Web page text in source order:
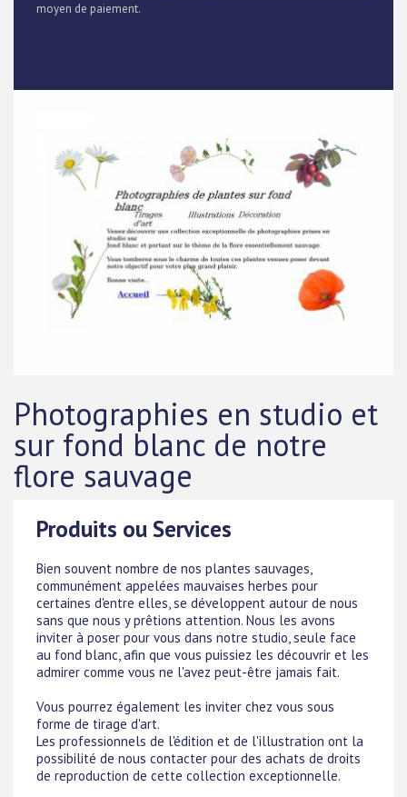
moyen de paiement.
Photographies en studio et
sur fond blanc de notre
flore sauvage
Produits ou Services
Bien souvent nombre de nos plantes sauvages,
communément appelées mauvaises herbes pour
certaines d'entre elles, se développent autour de nous
sans que nous y prêtions attention. Nous les avons
inviter à poser pour vous dans notre studio, seule face
au fond blanc, afin que vous puissiez les découvrir et les
admirer comme vous ne l'avez peut-être jamais fait.
Vous pourrez également les inviter chez vous sous
forme de tirage d'art.
Les professionnels de l'édition et de l'illustration ont la
possibilité de nous contacter pour des achats de droits
de reproduction de cette collection exceptionnelle.